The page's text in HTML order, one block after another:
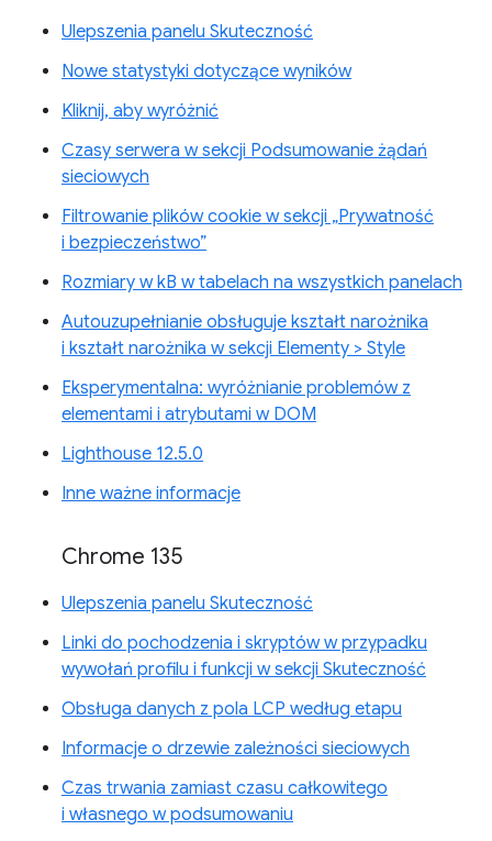
Ulepszenia panelu Skuteczność
Nowe statystyki dotyczące wyników
Kliknij, aby wyróżnić
Czasy serwera w sekcji Podsumowanie żądań
sieciowych
Filtrowanie plików cookie w sekcji „Prywatność
i bezpieczeństwo”
Rozmiary w kB w tabelach na wszystkich panelach
Autouzupełnianie obsługuje kształt narożnika
i kształt narożnika w sekcji Elementy > Style
Eksperymentalna: wyróżnianie problemów z
elementami i atrybutami w DOM
Lighthouse 12.5.0
Inne ważne informacje
Chrome 135
Ulepszenia panelu Skuteczność
Linki do pochodzenia i skryptów w przypadku
wywołań profilu i funkcji w sekcji Skuteczność
Obsługa danych z pola LCP według etapu
Informacje o drzewie zależności sieciowych
Czas trwania zamiast czasu całkowitego
i własnego w podsumowaniu